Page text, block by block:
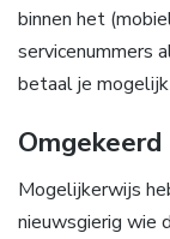
binnen het
servicenummers
betaal je
Mogelijkerwijs
nieuwsgierig wie